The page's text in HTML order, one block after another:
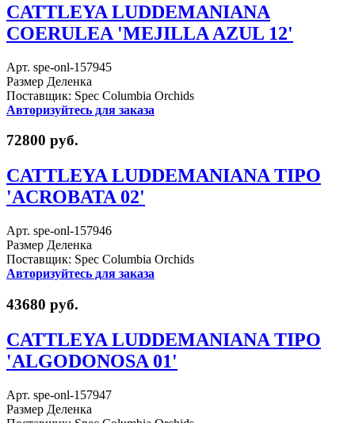
CATTLEYA LUDDEMANIANA
COERULEA 'MEJILLA AZUL 12'
Арт. spe-onl-157945
Размер Деленка
Поставщик: Spec Columbia Orchids
Авторизуйтесь для заказа
72800 руб.
CATTLEYA LUDDEMANIANA TIPO
'ACROBATA 02'
Арт. spe-onl-157946
Размер Деленка
Поставщик: Spec Columbia Orchids
Авторизуйтесь для заказа
43680 руб.
CATTLEYA LUDDEMANIANA TIPO
'ALGODONOSA 01'
Арт. spe-onl-157947
Размер Деленка